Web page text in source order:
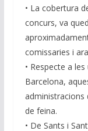
• La cobertura
concurs, va
comissaries i
• Respecte a
Barcelona,
administracions
de feina.
• De Sants i